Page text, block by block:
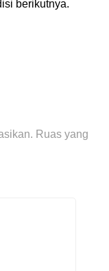
berikutnya.
Ruas yang